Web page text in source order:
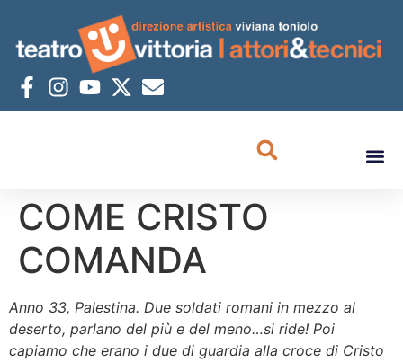
COME CRISTO
COMANDA
Anno 33, Palestina. Due soldati romani in mezzo al
deserto, parlano del più e del meno…si ride! Poi
capiamo che erano i due di guardia alla croce di Cristo